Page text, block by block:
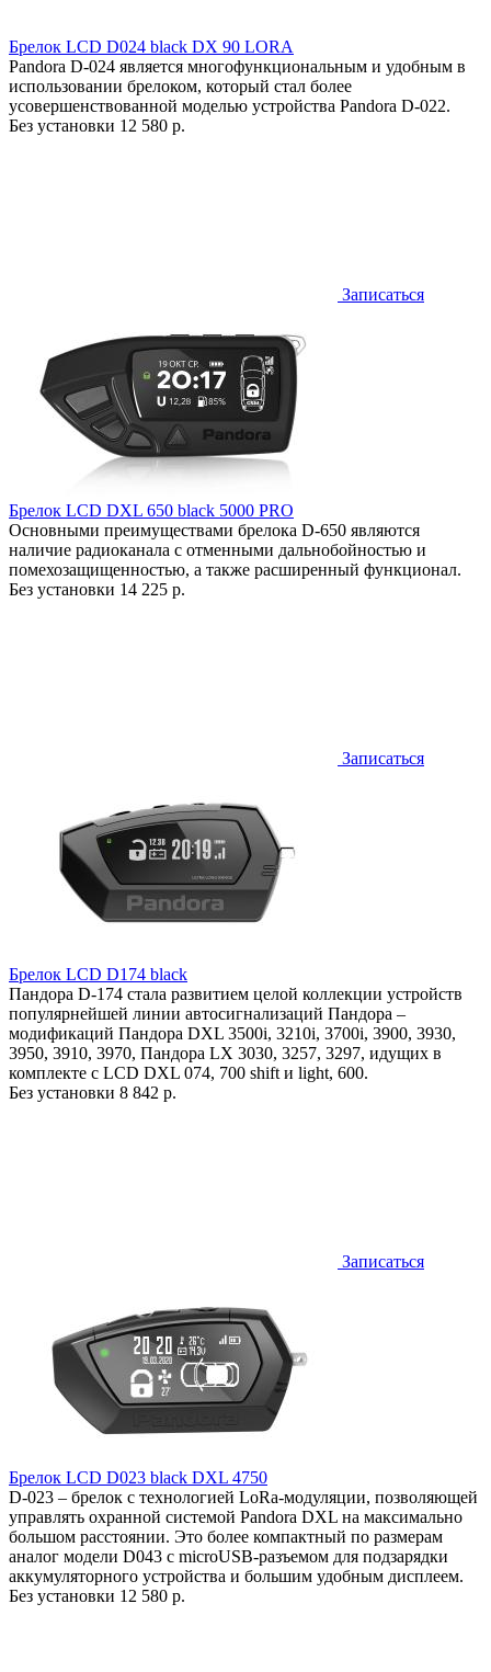
Брелок LCD D024 black DX 90 LORA
Pandora D-024 является многофункциональным и удобным в
использовании брелоком, который стал более
усовершенствованной моделью устройства Pandora D-022.
Без установки 12 580 р.
Записаться
Брелок LCD DXL 650 black 5000 PRO
Основными преимуществами брелока D-650 являются
наличие радиоканала с отменными дальнобойностью и
помехозащищенностью, а также расширенный функционал.
Без установки 14 225 р.
Записаться
Брелок LCD D174 black
Пандора D-174 стала развитием целой коллекции устройств
популярнейшей линии автосигнализаций Пандора –
модификаций Пандора DXL 3500i, 3210i, 3700i, 3900, 3930,
3950, 3910, 3970, Пандора LX 3030, 3257, 3297, идущих в
комплекте с LCD DXL 074, 700 shift и light, 600.
Без установки 8 842 р.
Записаться
Брелок LCD D023 black DXL 4750
D-023 – брелок с технологией LoRa-модуляции, позволяющей
управлять охранной системой Pandora DXL на максимально
большом расстоянии. Это более компактный по размерам
аналог модели D043 с microUSB-разъемом для подзарядки
аккумуляторного устройства и большим удобным дисплеем.
Без установки 12 580 р.